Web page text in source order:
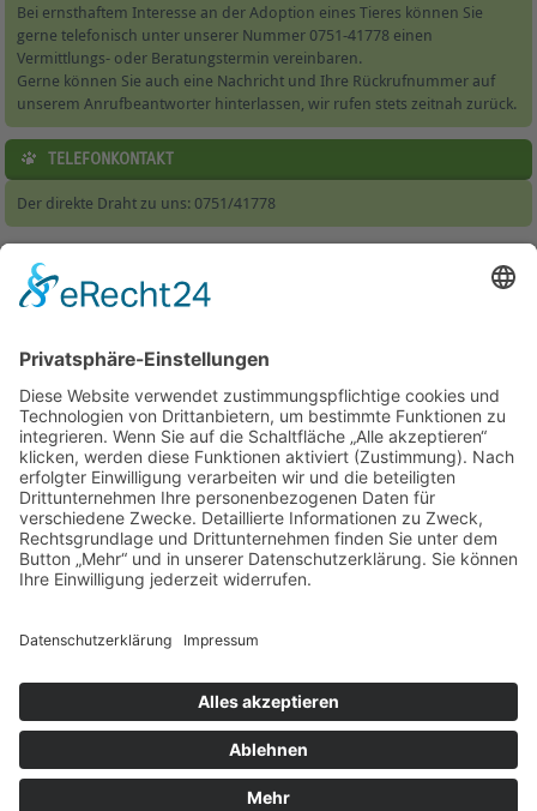
Bei ernsthaftem Interesse an der Adoption eines Tieres können Sie
gerne telefonisch unter unserer Nummer 0751-41778 einen
Vermittlungs- oder Beratungstermin vereinbaren.
Gerne können Sie auch eine Nachricht und Ihre Rückrufnummer auf
unserem Anrufbeantworter hinterlassen, wir rufen stets zeitnah zurück.
TELEFONKONTAKT
Der direkte Draht zu uns: 0751/41778
Home|Tierheim & Tierschutzverein|Helfen|Jugendbereich
|Service|Wissenswertes|Formulare|Kontakt
Besucherstatistik: Heute: 27 | Gestern: 375 | Monat: 3450 |
Gesamt: 1110575
Tierheim Berg
Telefon: +49 751 41778 u. 551954
info@tierheim-berg.de
Impressum|Datenschutz|Cookie-Einstellungen
Copyright © 2026 Tierheim Berg.Alle Rechte vorbehalten.
Webdesign | Konzeption | Hosting: